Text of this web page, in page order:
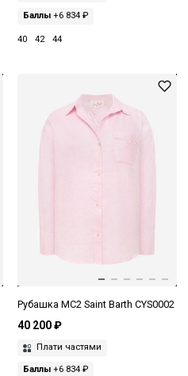
Баллы+6 834 ₽
40 42 44
Рубашка MC2 Saint Barth CYS0002
40 200 ₽
Плати частями
Баллы+6 834 ₽